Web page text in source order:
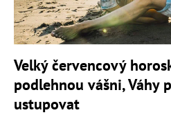
Velký červencový
podlehnou vášni, Váhy
ustupovat